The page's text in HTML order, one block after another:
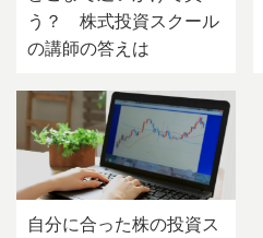
う？ 株式投資スクール
の講師の答えは
自分に合った株の投資ス